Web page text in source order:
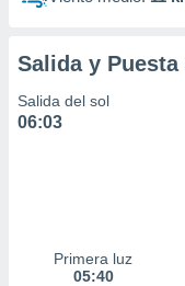
Salida y Puesta
Salida del sol
06:03
Primera luz
05:40